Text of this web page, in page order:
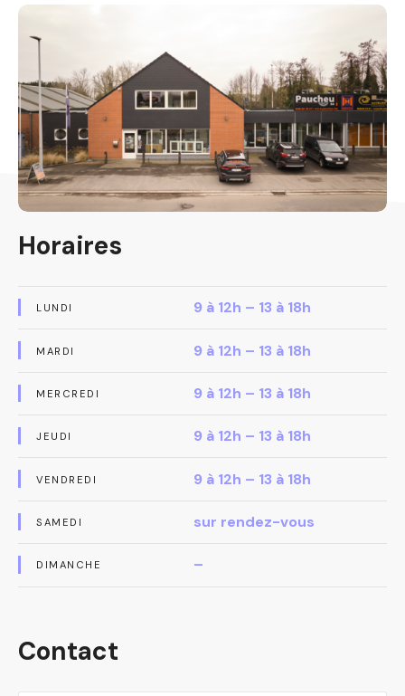
Horaires
LUNDI 9 à 12h – 13 à 18h
MARDI 9 à 12h – 13 à 18h
MERCREDI 9 à 12h – 13 à 18h
JEUDI 9 à 12h – 13 à 18h
VENDREDI 9 à 12h – 13 à 18h
SAMEDI sur rendez-vous
DIMANCHE –
Contact